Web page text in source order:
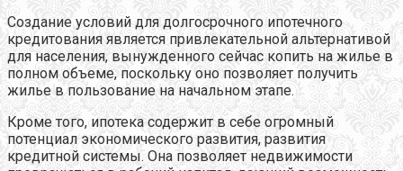
Создание условий для долгосрочного ипотечного
кредитования является привлекательной альтернативой
для населения, вынужденного сейчас копить на жилье в
полном объеме, поскольку оно позволяет получить
жилье в пользование на начальном этапе.
Кроме того, ипотека содержит в себе огромный
потенциал экономического развития, развития
кредитной системы. Она позволяет недвижимости